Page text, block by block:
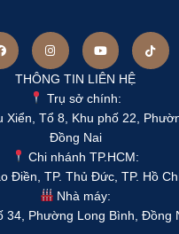
THÔNG TIN LIÊN HỆ
Trụ sở chính:
Tổ 8, Khu phố 22,
Đồng Nai
Chi nhánh TP.HCM:
Điền, TP. Thủ Đức, TP. Hồ
Nhà máy:
34, Phường Long Bình, Đồng